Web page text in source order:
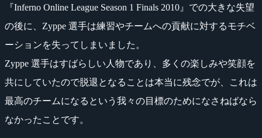
『Inferno Online League Season 1 Finals 2010』での大きな失望
の後に、Zyppe 選手は練習やチームへの貢献に対するモチベ
ーションを失ってしまいました。
Zyppe 選手はすばらしい人物であり、多くの楽しみや笑顔を
共にしていたので脱退となることは本当に残念でが、これは
最高のチームになるという我々の目標のためになさねばなら
なかったことです。